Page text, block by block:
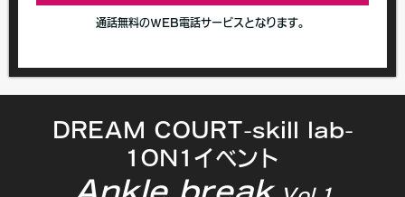
通話無料のWEB電話サービスとなります。
DREAM COURT-skill lab-
1ON1 イベント
Ankle break